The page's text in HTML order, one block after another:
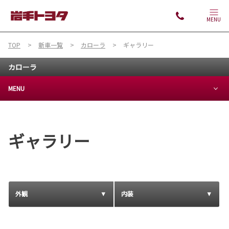
MENU
TOP 新車一覧 カローラ ギャラリー
カローラ
MENU
ギャラリー
外観 内装